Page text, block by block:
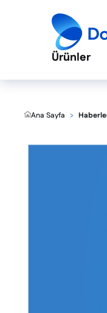
Ürünler
Ana Sayfa